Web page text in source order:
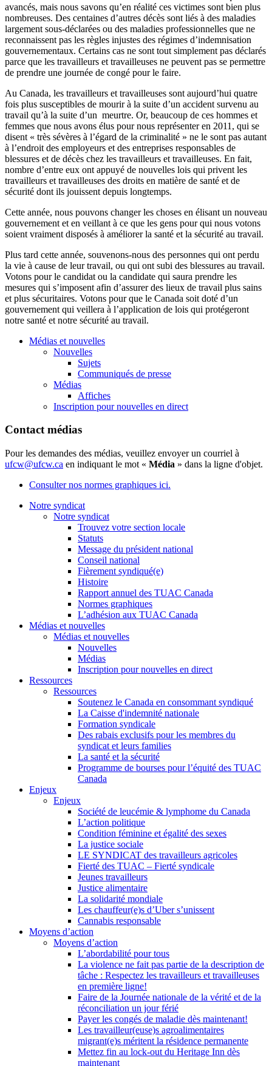
avancés, mais nous savons qu’en réalité ces victimes sont bien plus
nombreuses. Des centaines d’autres décès sont liés à des maladies
largement sous-déclarées ou des maladies professionnelles que ne
reconnaissent pas les règles injustes des régimes d’indemnisation
gouvernementaux. Certains cas ne sont tout simplement pas déclarés
parce que les travailleurs et travailleuses ne peuvent pas se permettre
de prendre une journée de congé pour le faire.
Au Canada, les travailleurs et travailleuses sont aujourd’hui quatre
fois plus susceptibles de mourir à la suite d’un accident survenu au
travail qu’à la suite d’un meurtre. Or, beaucoup de ces hommes et
femmes que nous avons élus pour nous représenter en 2011, qui se
disent « très sévères à l’égard de la criminalité » ne le sont pas autant
à l’endroit des employeurs et des entreprises responsables de
blessures et de décès chez les travailleurs et travailleuses. En fait,
nombre d’entre eux ont appuyé de nouvelles lois qui privent les
travailleurs et travailleuses des droits en matière de santé et de
sécurité dont ils jouissent depuis longtemps.
Cette année, nous pouvons changer les choses en élisant un nouveau
gouvernement et en veillant à ce que les gens pour qui nous votons
soient vraiment disposés à améliorer la santé et la sécurité au travail.
Plus tard cette année, souvenons-nous des personnes qui ont perdu
la vie à cause de leur travail, ou qui ont subi des blessures au travail.
Votons pour le candidat ou la candidate qui saura prendre les
mesures qui s’imposent afin d’assurer des lieux de travail plus sains
et plus sécuritaires. Votons pour que le Canada soit doté d’un
gouvernement qui veillera à l’application de lois qui protégeront
notre santé et notre sécurité au travail.
Médias et nouvelles
Nouvelles
Sujets
Communiqués de presse
Médias
Affiches
Inscription pour nouvelles en direct
Contact médias
Pour les demandes des médias, veuillez envoyer un courriel à
ufcw@ufcw.ca en indiquant le mot « Média » dans la ligne d'objet.
Consulter nos normes graphiques ici.
Notre syndicat
Notre syndicat
Trouvez votre section locale
Statuts
Message du président national
Conseil national
Fièrement syndiqué(e)
Histoire
Rapport annuel des TUAC Canada
Normes graphiques
L’adhésion aux TUAC Canada
Médias et nouvelles
Médias et nouvelles
Nouvelles
Médias
Inscription pour nouvelles en direct
Ressources
Ressources
Soutenez le Canada en consommant syndiqué
La Caisse d'indemnité nationale
Formation syndicale
Des rabais exclusifs pour les membres du
syndicat et leurs families
La santé et la sécurité
Programme de bourses pour l’équité des TUAC
Canada
Enjeux
Enjeux
Société de leucémie & lymphome du Canada
L’action politique
Condition féminine et égalité des sexes
La justice sociale
LE SYNDICAT des travailleurs agricoles
Fierté des TUAC – Fierté syndicale
Jeunes travailleurs
Justice alimentaire
La solidarité mondiale
Les chauffeur(e)s d’Uber s’unissent
Cannabis responsable
Moyens d’action
Moyens d’action
L’abordabilité pour tous
La violence ne fait pas partie de la description de
tâche : Respectez les travailleurs et travailleuses
en première ligne!
Faire de la Journée nationale de la vérité et de la
réconciliation un jour férié
Payer les congés de maladie dès maintenant!
Les travailleur(euse)s agroalimentaires
migrant(e)s méritent la résidence permanente
Mettez fin au lock-out du Heritage Inn dès
maintenant